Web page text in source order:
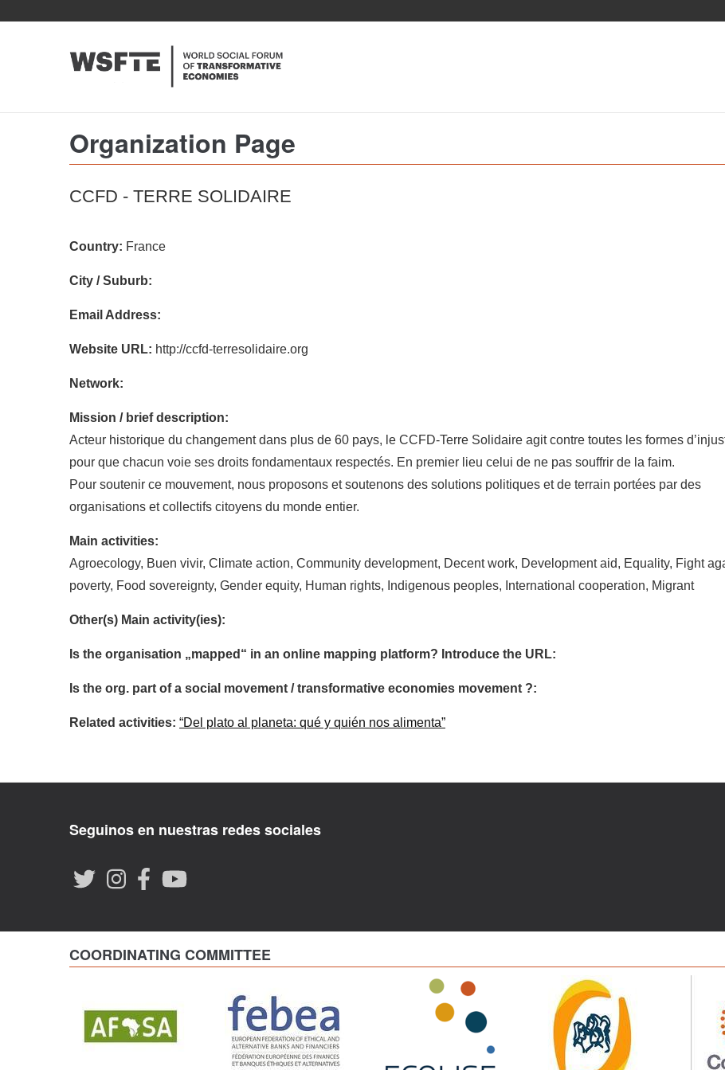
Organization Page
CCFD - TERRE SOLIDAIRE
Country: France
City / Suburb:
Email Address:
Website URL: http://ccfd-terresolidaire.org
Network:
Mission / brief description:
Acteur historique du changement dans plus de 60 pays, le CCFD-Terre Solidaire agit contre toutes les formes
pour que chacun voie ses droits fondamentaux respectés. En premier lieu celui de ne pas souffrir de la faim.
Pour soutenir ce mouvement, nous proposons et soutenons des solutions politiques et de terrain portées par des
organisations et collectifs citoyens du monde entier.
Main activities:
Agroecology, Buen vivir, Climate action, Community development, Decent work, Development aid, Equality, Fight
poverty, Food sovereignty, Gender equity, Human rights, Indigenous peoples, International cooperation, Migrant
Other(s) Main activity(ies):
Is the organisation „mapped“ in an online mapping platform? Introduce the URL:
Is the org. part of a social movement / transformative economies movement ?:
Related activities: “Del plato al planeta: qué y quién nos alimenta”
Seguinos en nuestras redes sociales
COORDINATING COMMITTEE